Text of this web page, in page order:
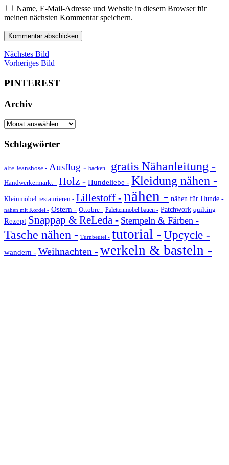
Name, E-Mail-Adresse und Website in diesem Browser für
meinen nächsten Kommentar speichern.
Nächstes Bild
Vorheriges Bild
PINTEREST
Archiv
Archiv
Schlagwörter
alte Jeanshose - Ausflug - backen - gratis Nähanleitung -
Handwerkermarkt - Holz - Hundeliebe - Kleidung nähen -
Kleinmöbel restaurieren - Lillestoff - nähen - nähen für Hunde -
nähen mit Kordel - Ostern - Ottobre - Palettenmöbel bauen - Patchwork quilting
Rezept Snappap & ReLeda - Stempeln & Färben -
Tasche nähen - Turnbeutel - tutorial -Upcycle -
wandern - Weihnachten - werkeln & basteln -